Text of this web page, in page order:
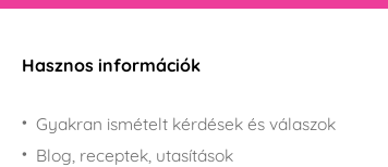
Hasznos információk
Gyakran ismételt kérdések és válaszok
Blog, receptek, utasítások